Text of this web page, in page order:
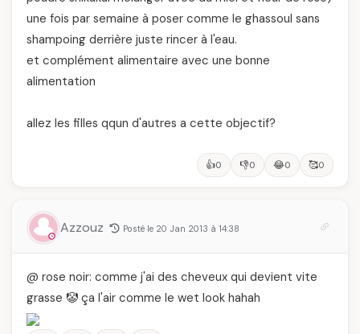
une fois par semaine à poser comme le ghassoul sans
shampoing derrière juste rincer à l'eau.
et complément alimentaire avec une bonne
alimentation
allez les filles qqun d'autres a cette objectif?
👍0 👎0 😂0 🥰0
Azzouz Posté le 20 Jan 2013 à 14:38
@ rose noir: comme j'ai des cheveux qui devient vite
grasse 🤡 ça l'air comme le wet look hahah